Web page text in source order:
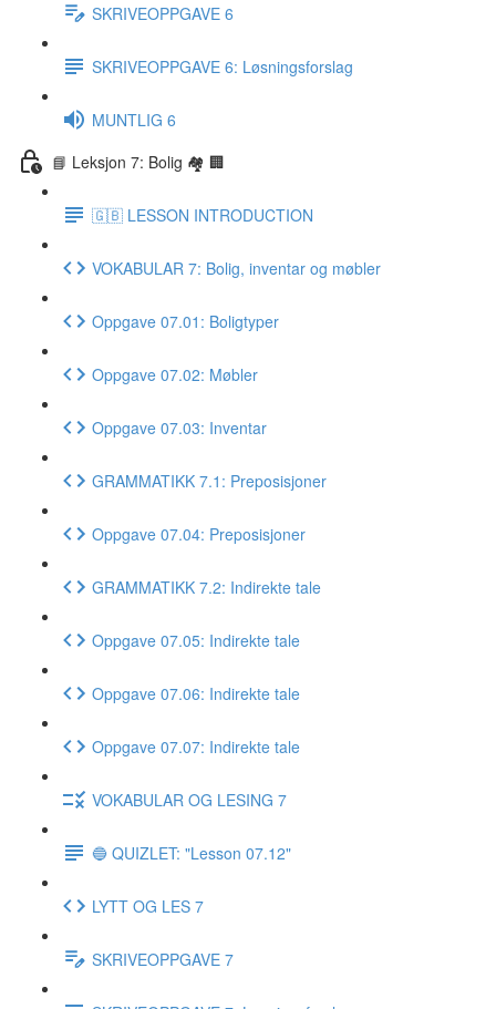
SKRIVEOPPGAVE 6
SKRIVEOPPGAVE 6: Løsningsforslag
MUNTLIG 6
📘 Leksjon 7: Bolig 🏘 🏢
🇬🇧 LESSON INTRODUCTION
VOKABULAR 7: Bolig, inventar og møbler
Oppgave 07.01: Boligtyper
Oppgave 07.02: Møbler
Oppgave 07.03: Inventar
GRAMMATIKK 7.1: Preposisjoner
Oppgave 07.04: Preposisjoner
GRAMMATIKK 7.2: Indirekte tale
Oppgave 07.05: Indirekte tale
Oppgave 07.06: Indirekte tale
Oppgave 07.07: Indirekte tale
VOKABULAR OG LESING 7
🔵 QUIZLET: "Lesson 07.12"
LYTT OG LES 7
SKRIVEOPPGAVE 7